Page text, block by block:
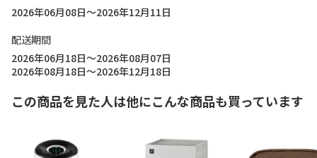
2026年06月08日～2026年12月11日
配送期間
2026年06月18日～2026年08月07日
2026年08月18日～2026年12月18日
この商品を見た人は他にこんな商品も買っています